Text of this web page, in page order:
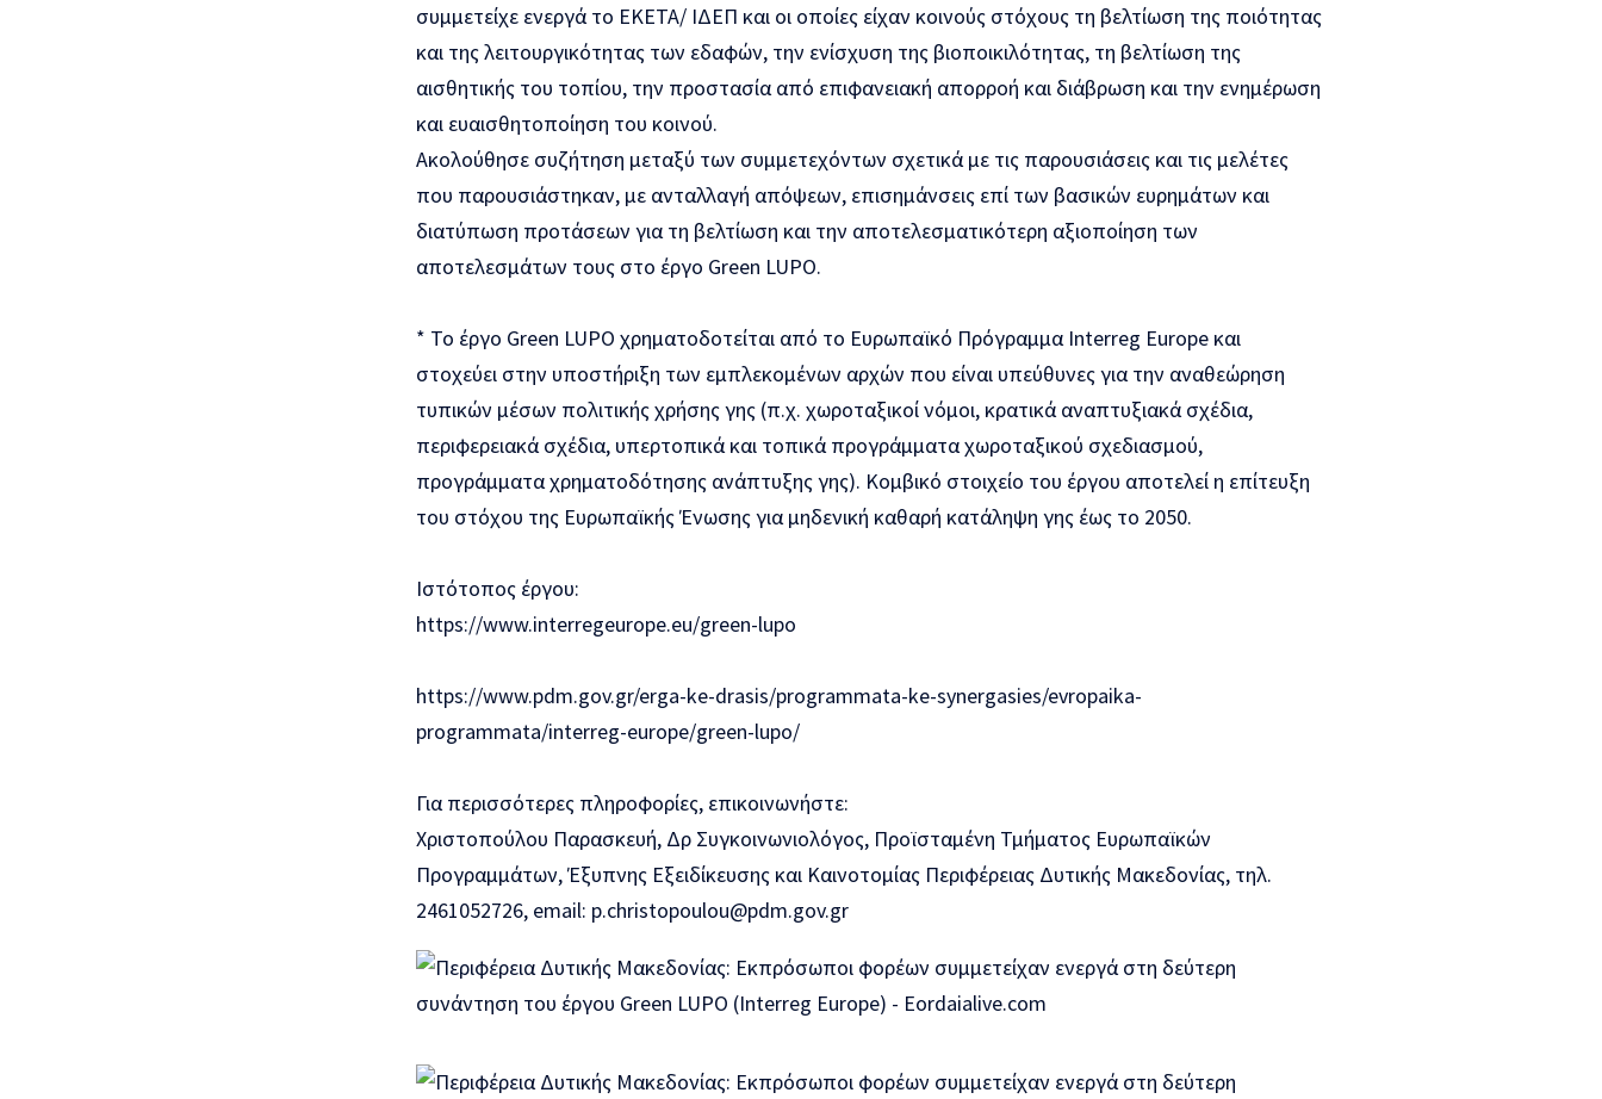
συμμετείχε ενεργά το ΕΚΕΤΑ/ ΙΔΕΠ και οι οποίες είχαν κοινούς στόχους τη βελτίωση της ποιότητας
και της λειτουργικότητας των εδαφών, την ενίσχυση της βιοποικιλότητας, τη βελτίωση της
αισθητικής του τοπίου, την προστασία από επιφανειακή απορροή και διάβρωση και την ενημέρωση
και ευαισθητοποίηση του κοινού.
Ακολούθησε συζήτηση μεταξύ των συμμετεχόντων σχετικά με τις παρουσιάσεις και τις μελέτες
που παρουσιάστηκαν, με ανταλλαγή απόψεων, επισημάνσεις επί των βασικών ευρημάτων και
διατύπωση προτάσεων για τη βελτίωση και την αποτελεσματικότερη αξιοποίηση των
αποτελεσμάτων τους στο έργο Green LUPO.
* Το έργο Green LUPO χρηματοδοτείται από το Ευρωπαϊκό Πρόγραμμα Interreg Europe και
στοχεύει στην υποστήριξη των εμπλεκομένων αρχών που είναι υπεύθυνες για την αναθεώρηση
τυπικών μέσων πολιτικής χρήσης γης (π.χ. χωροταξικοί νόμοι, κρατικά αναπτυξιακά σχέδια,
περιφερειακά σχέδια, υπερτοπικά και τοπικά προγράμματα χωροταξικού σχεδιασμού,
προγράμματα χρηματοδότησης ανάπτυξης γης). Κομβικό στοιχείο του έργου αποτελεί η επίτευξη
του στόχου της Ευρωπαϊκής Ένωσης για μηδενική καθαρή κατάληψη γης έως το 2050.
Ιστότοπος έργου:
https://www.interregeurope.eu/green-lupo
https://www.pdm.gov.gr/erga-ke-drasis/programmata-ke-synergasies/evropaika-
programmata/interreg-europe/green-lupo/
Για περισσότερες πληροφορίες, επικοινωνήστε:
Χριστοπούλου Παρασκευή, Δρ Συγκοινωνιολόγος, Προϊσταμένη Τμήματος Ευρωπαϊκών
Προγραμμάτων, Έξυπνης Εξειδίκευσης και Καινοτομίας Περιφέρειας Δυτικής Μακεδονίας, τηλ.
2461052726, email: p.christopoulou@pdm.gov.gr